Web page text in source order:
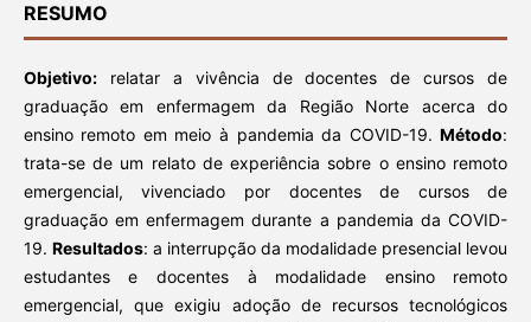
RESUMO
Objetivo:relatar a vivência de docentes de cursos de
graduação em enfermagem da Região Norte acerca do
ensino remoto em meio à pandemia da COVID-19.Método:
trata-se de um relato de experiência sobre o ensino remoto
emergencial, vivenciado por docentes de cursos de
graduação em enfermagem durante a pandemia da COVID-
19. Resultados: a interrupção da modalidade presencial levou
estudantes e docentes à modalidade ensino remoto
emergencial, que exigiu adoção de recursos tecnológicos